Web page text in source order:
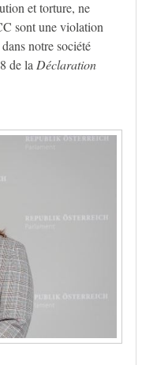
et torture, ne
sont une violation
notre société
de laDéclaration